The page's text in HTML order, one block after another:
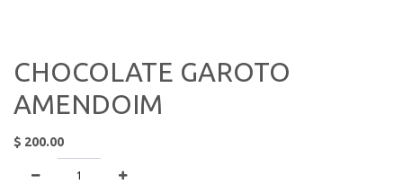
CHOCOLATE GAROTO
AMENDOIM
$ 200.00